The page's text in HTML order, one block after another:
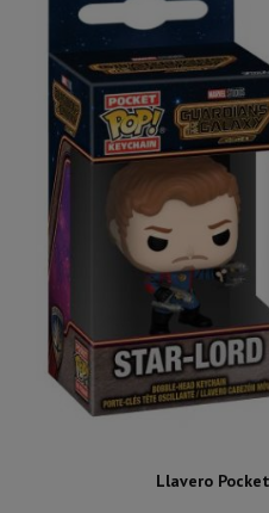
Llavero